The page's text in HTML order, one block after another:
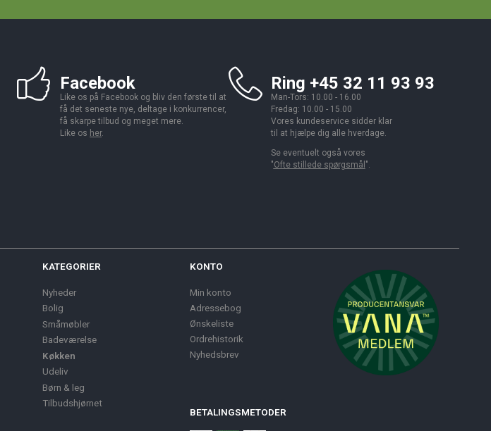
Facebook
Like os på Facebook og bliv den første til at
få det seneste nye, deltage i konkurrencer,
få skarpe tilbud og meget mere.
Like os her.
Ring +45 32 11 93 93
Man-Tors: 10.00 - 16.00
Fredag: 10.00 - 15.00
Vores kundeservice sidder klar
til at hjælpe dig alle hverdage.
Se eventuelt også vores
"Ofte stillede spørgsmål ".
KATEGORIER
Nyheder
Bolig
Småmøbler
Badeværelse
Køkken
Udeliv
Børn & leg
Tilbudshjørnet
KONTO
Min konto
Adressebog
Ønskeliste
Ordrehistorik
Nyhedsbrev
BETALINGSMETODER